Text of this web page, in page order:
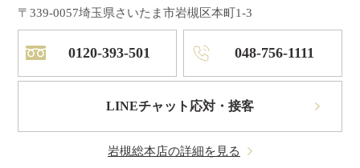
〒339-0057埼玉県さいたま市岩槻区本町1-3
0120-393-501 048-756-1111
LINEチャット応対・接客
岩槻総本店の詳細を見る